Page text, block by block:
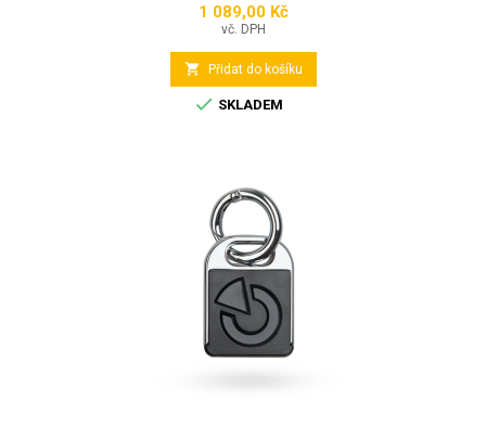
Cena
1 089,00 Kč
vč. DPH
 Přidat do košíku
 SKLADEM